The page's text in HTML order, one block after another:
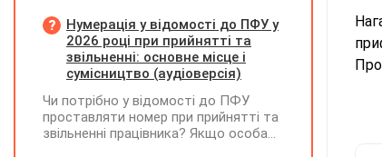
збереження заробітної плати під час
призупинення діяльності
підприємства?
Нумерація у відомості до ПФУ у
2026 році при прийнятті та
звільненні: основне місце і
сумісництво (аудіоверсія)
Чи потрібно у відомості до ПФУ
проставляти номер при прийнятті та
звільненні працівника? Якщо особа